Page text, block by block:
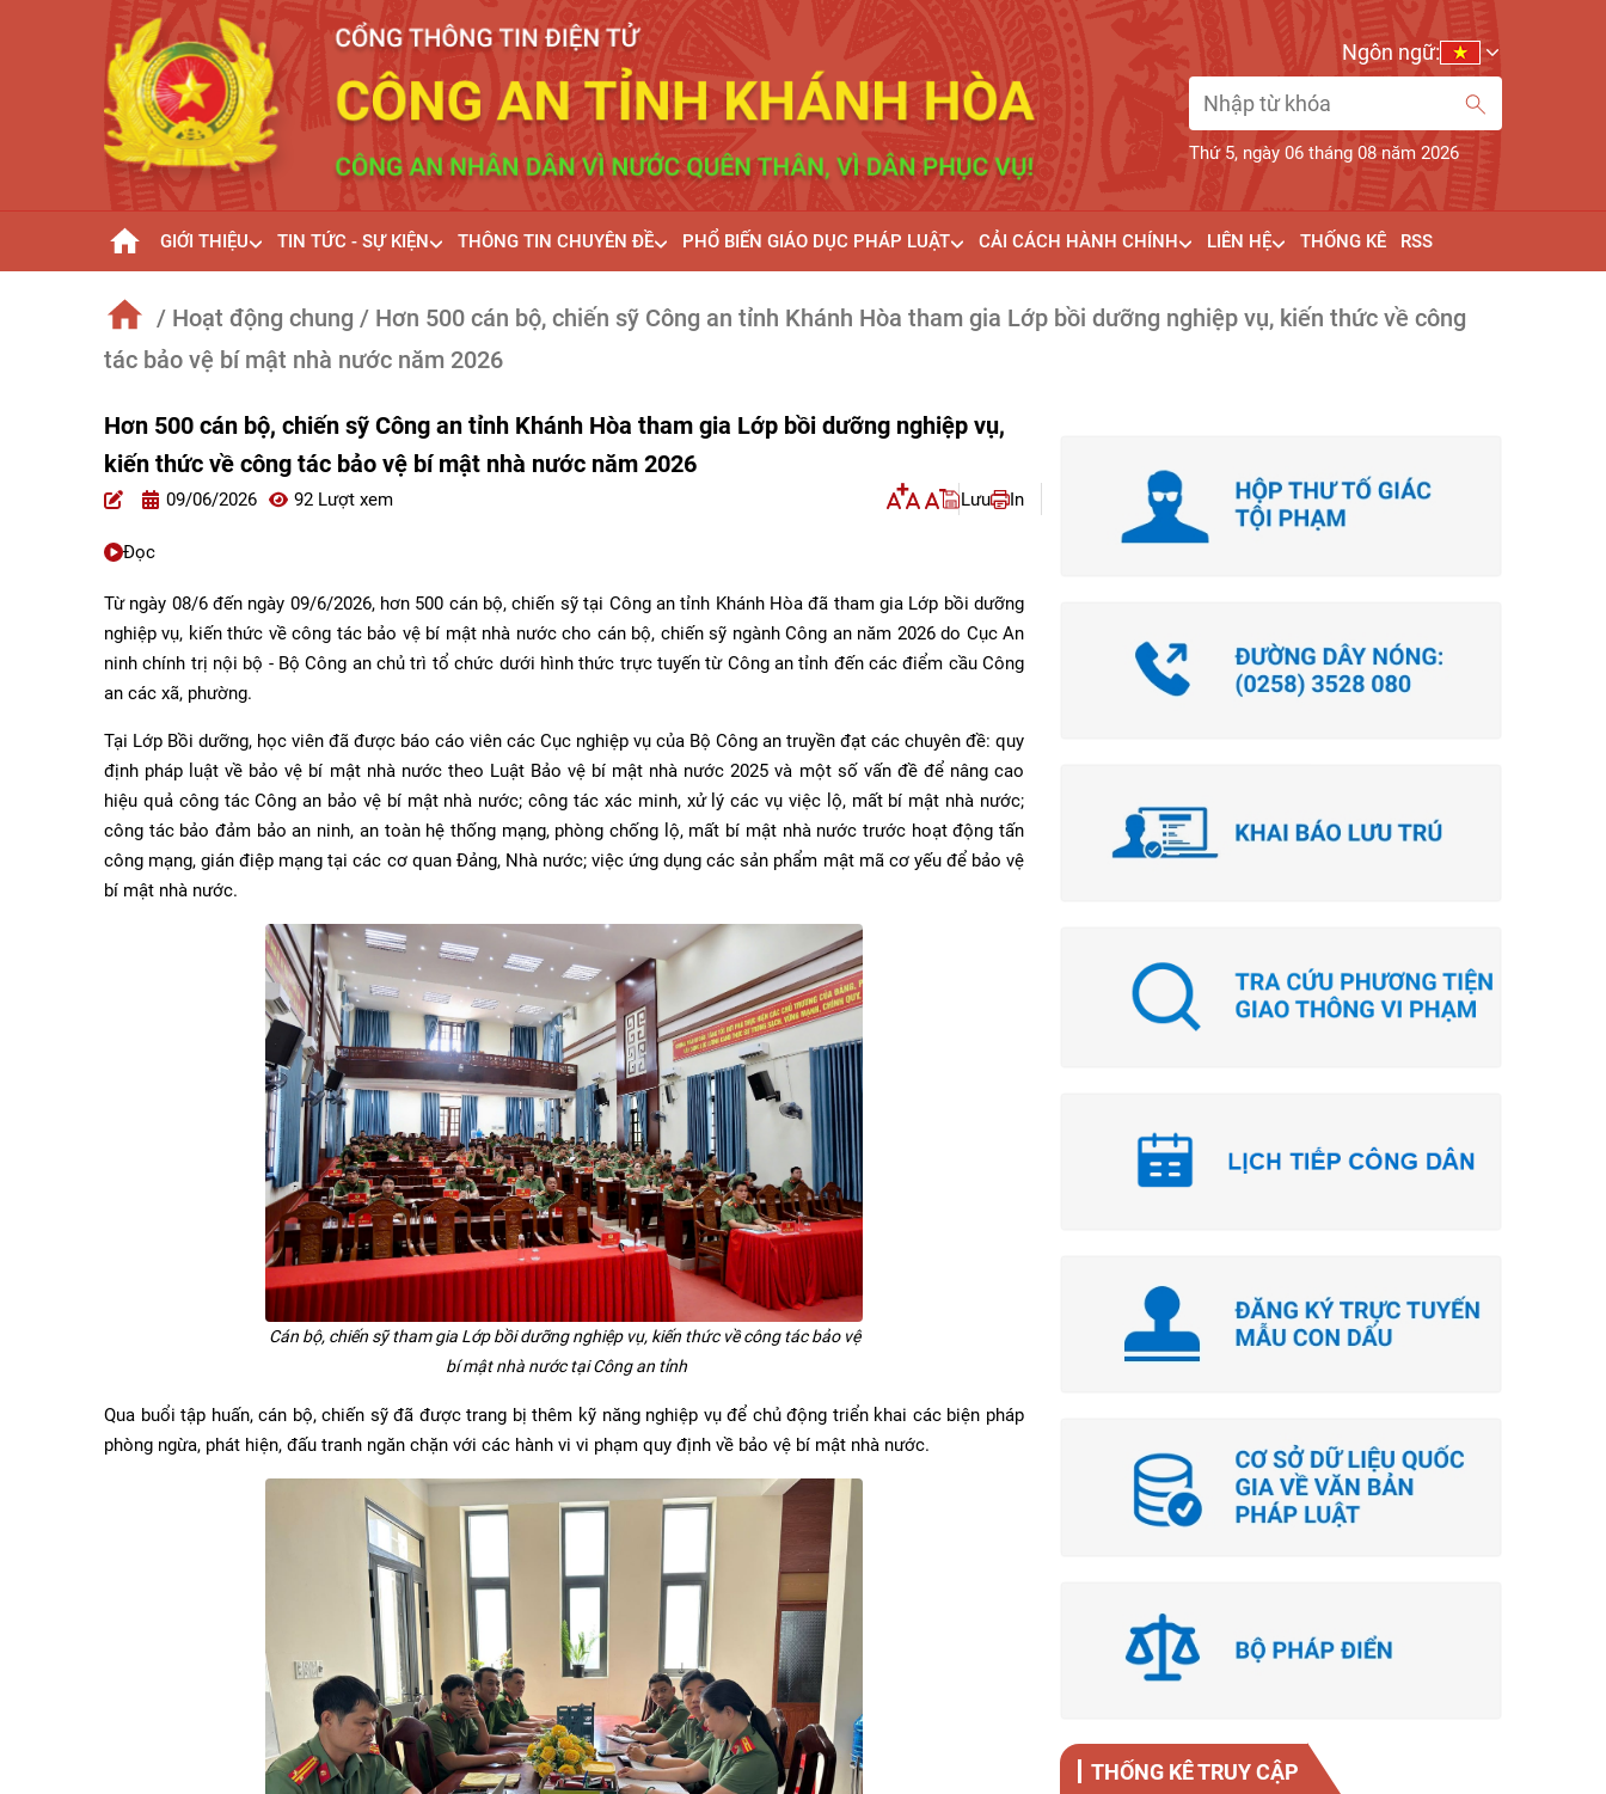
Thứ 5, ngày 06 tháng 08 năm 2026
Ngôn ngữ:
GIỚI THIỆU TIN TỨC - SỰ KIỆN THÔNG TIN CHUYÊN ĐỀ PHỔ BIẾN GIÁO DỤC PHÁP LUẬT CẢI CÁCH HÀNH CHÍNH LIÊN HỆ THỐNG KÊ RSS
/ Hoạt động chung / Hơn 500 cán bộ, chiến sỹ Công an tỉnh Khánh Hòa tham gia Lớp bồi dưỡng nghiệp vụ, kiến thức về công
tác bảo vệ bí mật nhà nước năm 2026
Hơn 500 cán bộ, chiến sỹ Công an tỉnh Khánh Hòa tham gia Lớp bồi dưỡng nghiệp vụ,
kiến thức về công tác bảo vệ bí mật nhà nước năm 2026
09/06/2026 92 Lượt xem Lưu In
Đọc
Từ ngày 08/6 đến ngày 09/6/2026, hơn 500 cán bộ, chiến sỹ tại Công an tỉnh Khánh Hòa đã tham gia Lớp bồi dưỡng
nghiệp vụ, kiến thức về công tác bảo vệ bí mật nhà nước cho cán bộ, chiến sỹ ngành Công an năm 2026 do Cục An
ninh chính trị nội bộ - Bộ Công an chủ trì tổ chức dưới hình thức trực tuyến từ Công an tỉnh đến các điểm cầu Công
an các xã, phường.
Tại Lớp Bồi dưỡng, học viên đã được báo cáo viên các Cục nghiệp vụ của Bộ Công an truyền đạt các chuyên đề: quy
định pháp luật về bảo vệ bí mật nhà nước theo Luật Bảo vệ bí mật nhà nước 2025 và một số vấn đề để nâng cao
hiệu quả công tác Công an bảo vệ bí mật nhà nước; công tác xác minh, xử lý các vụ việc lộ, mất bí mật nhà nước;
công tác bảo đảm bảo an ninh, an toàn hệ thống mạng, phòng chống lộ, mất bí mật nhà nước trước hoạt động tấn
công mạng, gián điệp mạng tại các cơ quan Đảng, Nhà nước; việc ứng dụng các sản phẩm mật mã cơ yếu để bảo vệ
bí mật nhà nước.
Cán bộ, chiến sỹ tham gia Lớp bồi dưỡng nghiệp vụ, kiến thức về công tác bảo vệ
bí mật nhà nước tại Công an tỉnh
Qua buổi tập huấn, cán bộ, chiến sỹ đã được trang bị thêm kỹ năng nghiệp vụ để chủ động triển khai các biện pháp
phòng ngừa, phát hiện, đấu tranh ngăn chặn với các hành vi vi phạm quy định về bảo vệ bí mật nhà nước.
THỐNG KÊ TRUY CẬP